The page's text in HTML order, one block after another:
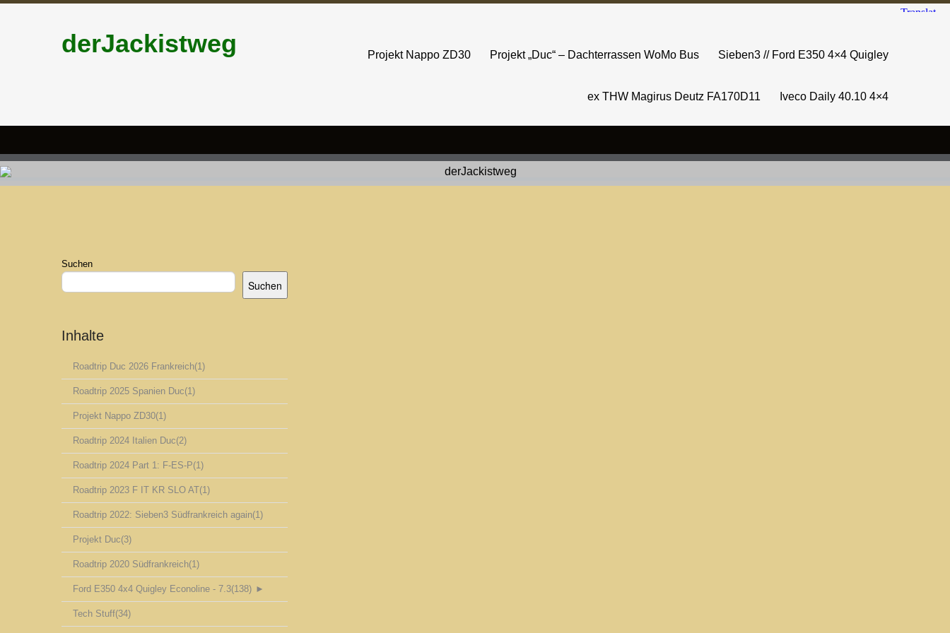
derJackistweg Projekt Nappo ZD30 Projekt „Duc“ – Dachterrassen WoMo Bus Sieben3 // Ford E350 4×4 Quigley
ex THW Magirus Deutz FA170D11 Iveco Daily 40.10 4×4
Suchen
Suchen
Inhalte
Roadtrip Duc 2026 Frankreich(1)
Roadtrip 2025 Spanien Duc(1)
Projekt Nappo ZD30(1)
Roadtrip 2024 Italien Duc(2)
Roadtrip 2024 Part 1: F-ES-P(1)
Roadtrip 2023 F IT KR SLO AT(1)
Roadtrip 2022: Sieben3 Südfrankreich again(1)
Projekt Duc(3)
Roadtrip 2020 Südfrankreich(1)
Ford E350 4x4 Quigley Econoline - 7.3(138) ►
Tech Stuff(34)